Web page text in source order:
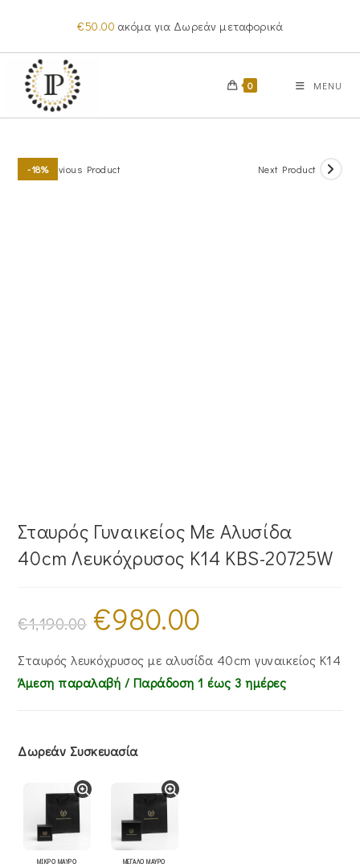
content
€50.00 ακόμα για Δωρεάν μεταφορικά
0 MENU
-18%Previous Product Next Product
Σταυρός Γυναικείος Με Αλυσίδα
40cm Λευκόχρυσος Κ14 KBS-20725W
€1,190.00
Original
price
was:
€980.00
€980.00.
Σταυρός λευκόχρυσος με αλυσίδα 40cm γυναικείος Κ14
Άμεση παραλαβή / Παράδoση 1 έως 3 ημέρες
Δωρεάν Συσκευασία
ΜΙΚΡΟ ΜΑΥΡΟ ΜΕΓΑΛΟ ΜΑΥΡΟ